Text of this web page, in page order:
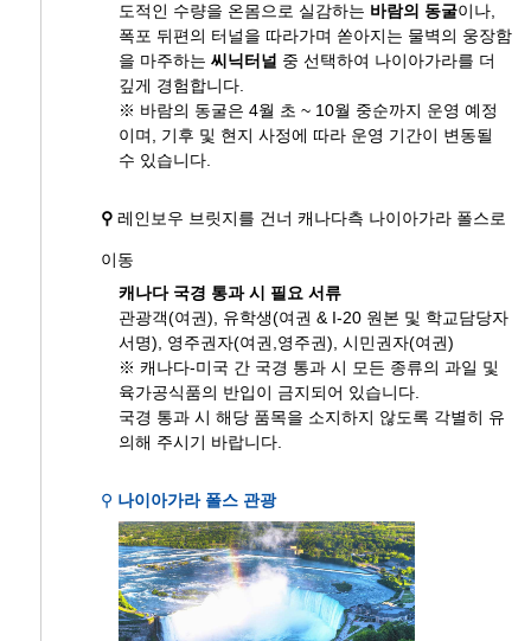
도적인 수량을 온몸으로 실감하는 바람의 동굴이나,
폭포 뒤편의 터널을 따라가며 쏟아지는 물벽의 웅장함
을 마주하는 씨닉터널 중 선택하여 나이아가라를 더
깊게 경험합니다.
※ 바람의 동굴은 4월 초 ~ 10월 중순까지 운영 예정
이며, 기후 및 현지 사정에 따라 운영 기간이 변동될
수 있습니다.
⚲ 레인보우 브릿지를 건너 캐나다측 나이아가라 폴스로
이동
캐나다 국경 통과 시 필요 서류
관광객(여권), 유학생(여권 & I-20 원본 및 학교담당자
서명), 영주권자(여권,영주권), 시민권자(여권)
※ 캐나다-미국 간 국경 통과 시 모든 종류의 과일 및
육가공식품의 반입이 금지되어 있습니다.
국경 통과 시 해당 품목을 소지하지 않도록 각별히 유
의해 주시기 바랍니다.
⚲ 나이아가라 폴스 관광